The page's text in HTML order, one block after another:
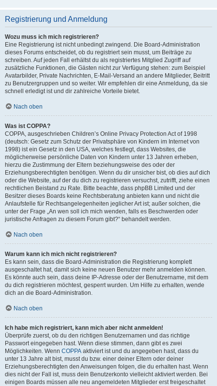
Registrierung und Anmeldung
Wozu muss ich mich registrieren?
Eine Registrierung ist nicht unbedingt zwingend. Die Board-Administration
dieses Forums entscheidet, ob du registriert sein musst, um Beiträge zu
schreiben. Auf jeden Fall erhältst du als registriertes Mitglied Zugriff auf
zusätzliche Funktionen, die Gästen nicht zur Verfügung stehen: zum Beispiel
Avatarbilder, Private Nachrichten, E-Mail-Versand an andere Mitglieder, Beitritt
zu Benutzergruppen und so weiter. Wir empfehlen dir eine Anmeldung, da sie
schnell erledigt ist und dir zahlreiche Vorteile bietet.
Nach oben
Was ist COPPA?
COPPA, ausgeschrieben Children’s Online Privacy Protection Act of 1998
(deutsch: Gesetz zum Schutz der Privatsphäre von Kindern im Internet von
1998) ist ein Gesetz in den USA, welches festlegt, dass Websites, die
möglicherweise persönliche Daten von Kindern unter 13 Jahren erheben,
hierzu die Zustimmung der Eltern beziehungsweise des oder der
Erziehungsberechtigten benötigen. Wenn du dir unsicher bist, ob dies auf dich
oder die Website, auf der du dich zu registrieren versuchst, zutrifft, ziehe einen
rechtlichen Beistand zu Rate. Bitte beachte, dass phpBB Limited und der
Besitzer dieses Boards keine Rechtsberatung anbieten kann und nicht die
Anlaufstelle für Rechtsangelegenheiten jeglicher Art ist; außer solchen, die
unter der Frage „An wen soll ich mich wenden, falls es Beschwerden oder
juristische Anfragen zu diesem Forum gibt?“ behandelt werden.
Nach oben
Warum kann ich mich nicht registrieren?
Es kann sein, dass die Board-Administration die Registrierung komplett
ausgeschaltet hat, damit sich keine neuen Benutzer mehr anmelden können.
Es könnte auch sein, dass deine IP-Adresse oder der Benutzername, mit dem
du dich registrieren möchtest, gesperrt wurden. Um Hilfe zu erhalten, wende
dich an die Board-Administration.
Nach oben
Ich habe mich registriert, kann mich aber nicht anmelden!
Überprüfe zuerst, ob du den richtigen Benutzernamen und das richtige
Passwort eingegeben hast. Wenn diese stimmen, dann gibt es zwei
Möglichkeiten. Wenn COPPA aktiviert ist und du angegeben hast, dass du
unter 13 Jahre alt bist, musst du bzw. einer deiner Eltern oder deiner
Erziehungsberechtigten den Anweisungen folgen, die du erhalten hast. Wenn
dies nicht der Fall ist, muss dein Benutzerkonto vielleicht aktiviert werden. Bei
einigen Boards müssen alle neu angemeldeten Mitglieder erst freigeschaltet